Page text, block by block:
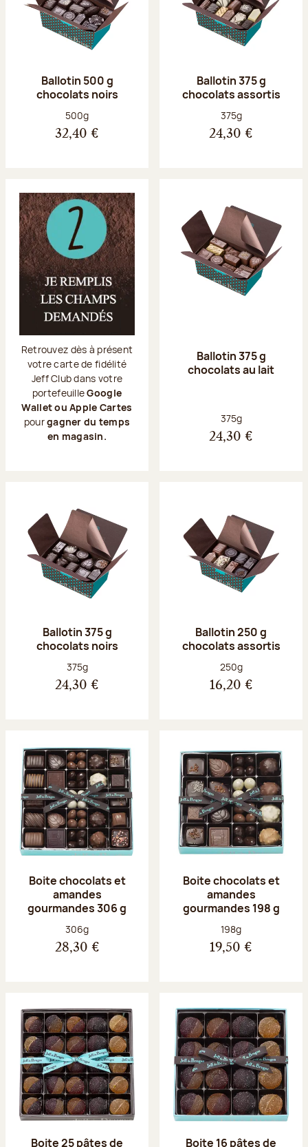
Ballotin 500 g
chocolats noirs
Poids net :
500g
32,40 €
Ballotin 375 g
chocolats assortis
Poids net :
375g
24,30 €
Retrouvez dès à présent
votre carte de fidélité
Jeff Club dans votre
portefeuilleGoogle
Wallet ou Apple Cartes
pourgagner du temps
en magasin.
Ballotin 375 g
chocolats au lait
Poids net :
375g
24,30 €
Ballotin 375 g
chocolats noirs
Poids net :
375g
24,30 €
Ballotin 250 g
chocolats assortis
Poids net :
250g
16,20 €
Boite chocolats et
amandes
gourmandes 306 g
Poids net :
306g
28,30 €
Boite chocolats et
amandes
gourmandes 198 g
Poids net :
198g
19,50 €
Boite 25 pâtes de Boite 16 pâtes de